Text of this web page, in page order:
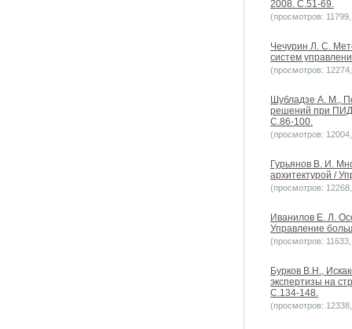
2008. С.51-69.
(просмотров:
Чечурин Л. С.
систем
(просмотров:
Шубладзе А. М.,
решений при ПИД
С.86-100.
(просмотров:
Гурьянов В. И.
архитектурой /
(просмотров:
Иванилов Е. Л.
Управление
(просмотров:
Бурков В.Н.,
экспертизы на
С.134-148.
(просмотров: